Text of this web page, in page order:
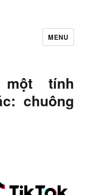
MENU
một tính
chuông